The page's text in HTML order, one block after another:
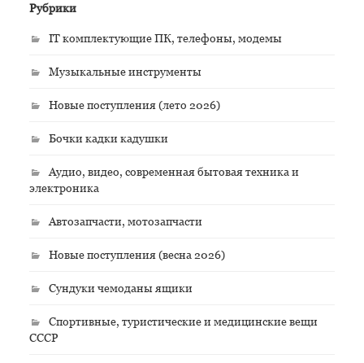
Рубрики
IT комплектующие ПК, телефоны, модемы
Музыкальные инструменты
Новые поступления (лето 2026)
Бочки кадки кадушки
Аудио, видео, современная бытовая техника и
электроника
Автозапчасти, мотозапчасти
Новые поступления (весна 2026)
Сундуки чемоданы ящики
Спортивные, туристические и медицинские вещи
СССР